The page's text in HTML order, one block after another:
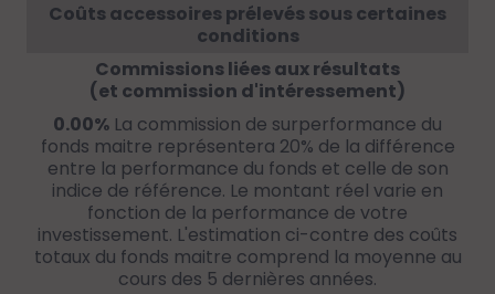
Coûts accessoires prélevés sous certaines
conditions
Commissions liées aux résultats
(et commission d'intéressement)
0.00% La commission de surperformance du
fonds maitre représentera 20% de la différence
entre la performance du fonds et celle de son
indice de référence. Le montant réel varie en
fonction de la performance de votre
investissement. L'estimation ci-contre des coûts
totaux du fonds maitre comprend la moyenne au
cours des 5 dernières années.